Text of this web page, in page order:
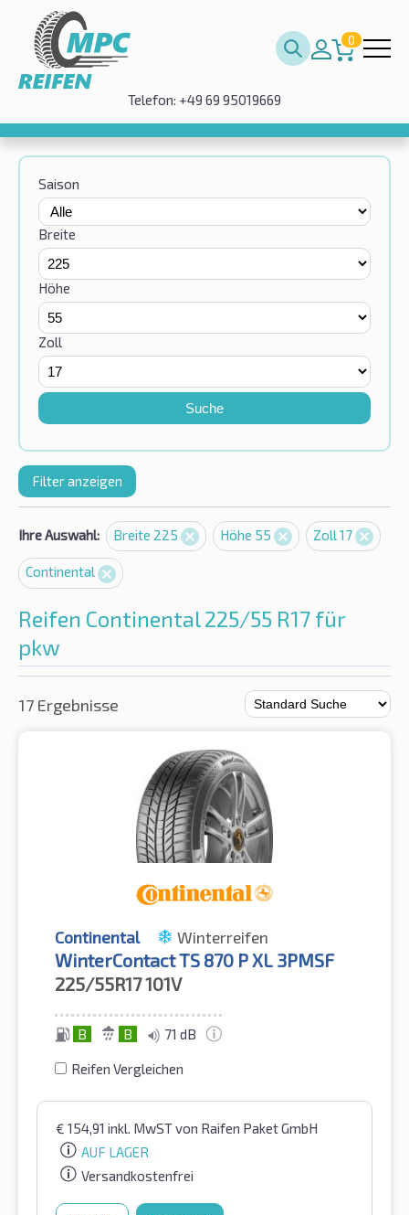
0
Telefon: +49 69 95019669
Saison
Breite
Höhe
Zoll
Suche
Filter anzeigen
Ihre Auswahl: Breite 225 Höhe 55 Zoll 17
Continental
Reifen Continental 225/55 R17 für
pkw
17 Ergebnisse
Continental Winterreifen
WinterContact TS 870 P XL 3PMSF
225/55R17101V
B B 71 dB
Reifen Vergleichen
€ 154,91 inkl. MwSTvon Raifen Paket GmbH
AUF LAGER
Versandkostenfrei